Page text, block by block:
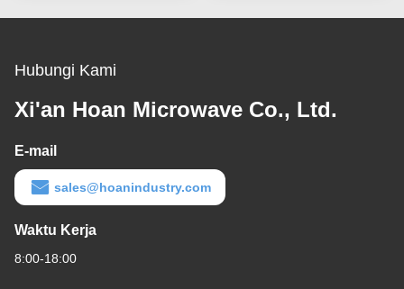
Hubungi Kami
Xi'an Hoan Microwave Co., Ltd.
E-mail
sales@hoanindustry.com
Waktu Kerja
8:00-18:00